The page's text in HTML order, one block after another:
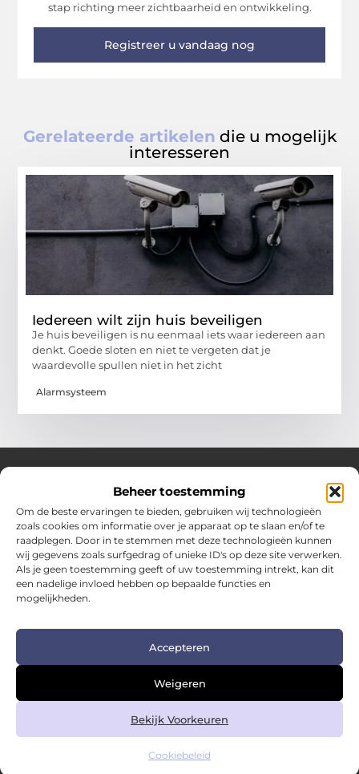
Beheer toestemming
Om de beste ervaringen te bieden, gebruiken wij technologieën
zoals cookies om informatie over je apparaat op te slaan en/of te
raadplegen. Door in te stemmen met deze technologieën kunnen
wij gegevens zoals surfgedrag of unieke ID's op deze site verwerken.
Als je geen toestemming geeft of uw toestemming intrekt, kan dit
een nadelige invloed hebben op bepaalde functies en
mogelijkheden.
Accepteren
Weigeren
Bekijk Voorkeuren
Cookiebeleid
stap richting meer zichtbaarheid en ontwikkeling.
Registreer u vandaag nog
Gerelateerde artikelen die u mogelijk
interesseren
Iedereen wilt zijn huis beveiligen
Je huis beveiligen is nu eenmaal iets waar iedereen aan
denkt. Goede sloten en niet te vergeten dat je
waardevolle spullen niet in het zicht
Alarmsysteem
Over Hotspotmagazine
Jouw bron voor inspiratie en handige tips voor het
dagelijks leven.
Verken een uitgebreide selectie blogs en artikelen
boordevol praktische adviezen en verrassende inzichten
om het beste uit elke dag te halen.
@2025 www.hotspotmagazine.nl. All Right Reserved.